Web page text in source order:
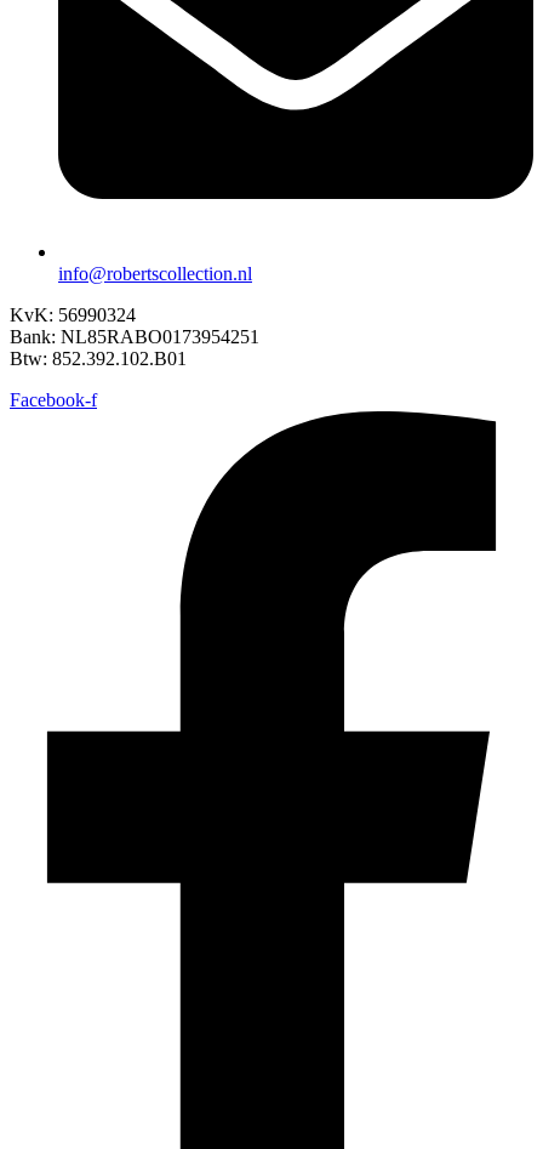
info@robertscollection.nl
KvK: 56990324
Bank: NL85RABO0173954251
Btw: 852.392.102.B01
Facebook-f